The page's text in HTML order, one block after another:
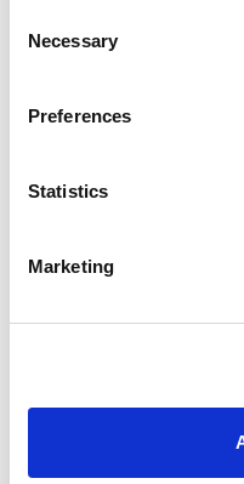
Selection
Necessary
Preferences
Statistics
Marketing
Name*